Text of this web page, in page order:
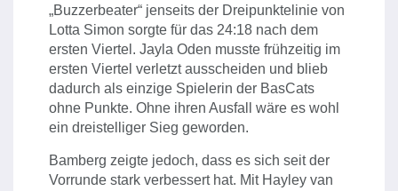
„Buzzerbeater“ jenseits der Dreipunktelinie von
Lotta Simon sorgte für das 24:18 nach dem
ersten Viertel. Jayla Oden musste frühzeitig im
ersten Viertel verletzt ausscheiden und blieb
dadurch als einzige Spielerin der BasCats
ohne Punkte. Ohne ihren Ausfall wäre es wohl
ein dreistelliger Sieg geworden.
Bamberg zeigte jedoch, dass es sich seit der
Vorrunde stark verbessert hat. Mit Hayley van